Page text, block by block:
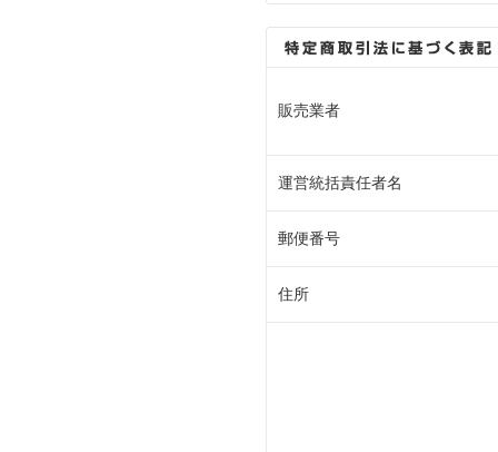
販売業者
運営統括責任者名
郵便番号
住所